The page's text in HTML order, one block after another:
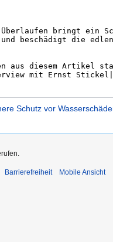
Schutz vor
Barrierefreiheit Mobile Ansicht